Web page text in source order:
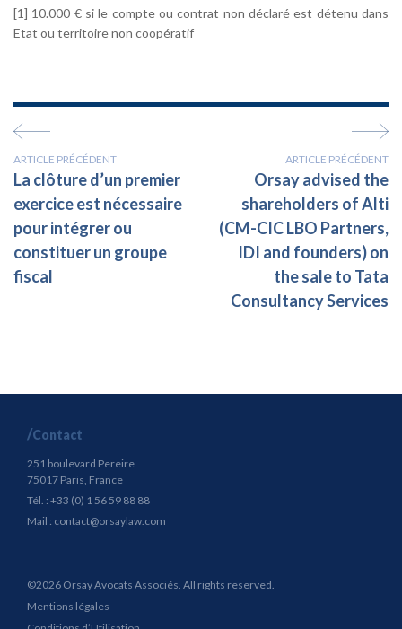
[1] 10.000 € si le compte ou contrat non déclaré est détenu dans
Etat ou territoire non coopératif
ARTICLE PRÉCÉDENT
La clôture d’un premier
exercice est nécessaire
pour intégrer ou
constituer un groupe
fiscal
ARTICLE PRÉCÉDENT
Orsay advised the
shareholders of Alti
(CM-CIC LBO Partners,
IDI and founders) on
the sale to Tata
Consultancy Services
Contact
251 boulevard Pereire
75017 Paris, France
Tél. : +33 (0) 1 56 59 88 88
Mail : contact@orsaylaw.com
©2026 Orsay Avocats Associés. All rights reserved.
Mentions légales